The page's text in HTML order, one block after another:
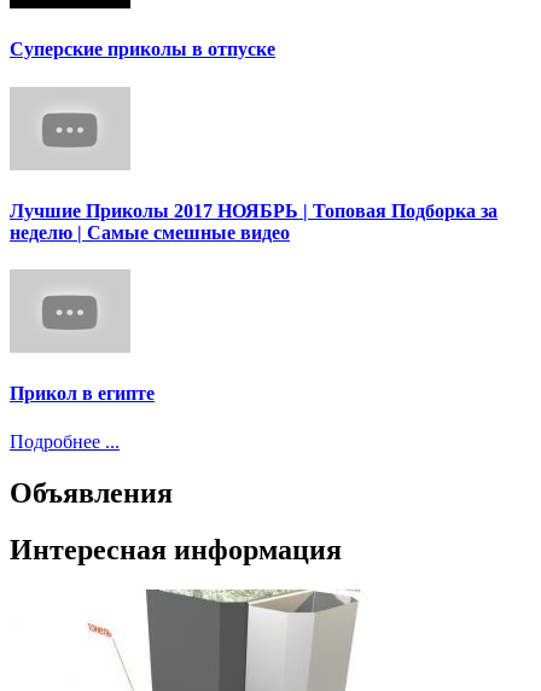
Суперские приколы в отпуске
Лучшие Приколы 2017 НОЯБРЬ | Топовая Подборка за
неделю | Самые смешные видео
Прикол в египте
Подробнее ...
Объявления
Интересная информация